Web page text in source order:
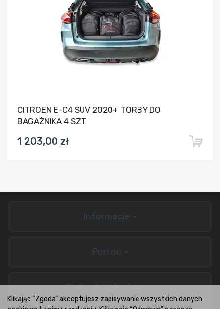
CITROEN E-C4 SUV 2020+ TORBY DO
BAGAŻNIKA 4 SZT
1 203,00 zł
Informacje
Pomoc
Płatności i dostawa
Klikając “Zgoda” akceptujesz zapisywanie wszystkich danych